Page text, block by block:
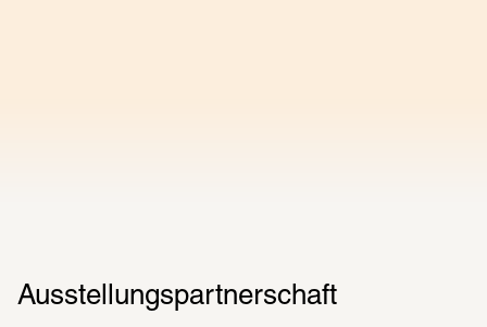
Ausstellungspartnerschaft